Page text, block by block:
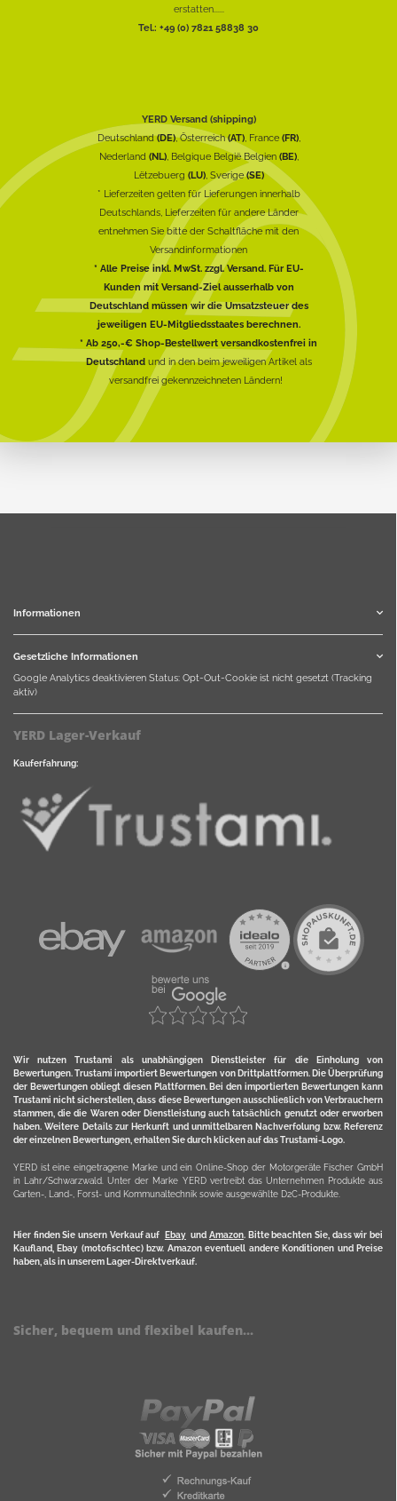
erstatten......
Tel.: +49 (0) 7821 58838 30
YERD Versand (shipping)
Deutschland(DE), Österreich(AT), France (FR),
Nederland (NL), Belgique België Belgien (BE),
Lëtzebuerg (LU), Sverige(SE)
* Lieferzeiten gelten für Lieferungen innerhalb
Deutschlands, Lieferzeiten für andere Länder
entnehmen Sie bitte der Schaltfläche mit den
Versandinformationen
* Alle Preise inkl. MwSt. zzgl. Versand. Für EU-
Kunden mit Versand-Ziel ausserhalb von
Deutschland müssen wir die Umsatzsteuer des
jeweiligen EU-Mitgliedsstaates berechnen.
* Ab 250,-€ Shop-Bestellwert versandkostenfrei in
Deutschlandund in den beim jeweiligen Artikel als
versandfrei gekennzeichneten Ländern!
Informationen
Gesetzliche Informationen
Google Analytics deaktivieren Status: Opt-Out-Cookie ist nicht gesetzt (Tracking
aktiv)
YERD Lager-Verkauf
Kauferfahrung:
Wir nutzen Trustami als unabhängigen Dienstleister für die Einholung von
Bewertungen. Trustami importiert Bewertungen von Drittplattformen. Die Überprüfung
der Bewertungen obliegt diesen Plattformen. Bei den importierten Bewertungen kann
Trustami nicht sicherstellen, dass diese Bewertungen ausschließlich von Verbrauchern
stammen, die die Waren oder Dienstleistung auch tatsächlich genutzt oder erworben
haben. Weitere Details zur Herkunft und unmittelbaren Nachverfolung bzw. Referenz
der einzelnen Bewertungen, erhalten Sie durch klicken auf das Trustami-Logo.
YERD ist eine eingetragene Marke und ein Online-Shop der Motorgeräte Fischer GmbH
in Lahr/Schwarzwald. Unter der Marke YERD vertreibt das Unternehmen Produkte aus
Garten-, Land-, Forst- und Kommunaltechnik sowie ausgewählte D2C-Produkte.
Hier finden Sie unsern Verkauf auf Ebayund Amazon. Bitte beachten Sie, dass wir bei
Kaufland, Ebay (motofischtec) bzw. Amazon eventuell andere Konditionen und Preise
haben, als in unserem Lager-Direktverkauf.
Sicher, bequem und flexibel kaufen...